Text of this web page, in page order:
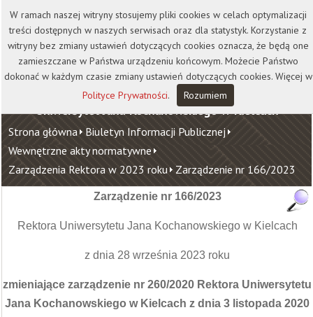
Kontakt Biblioteka
Wydawnictwo
Wirtualna Uczelnia
Uniwersytet Jana Kochanowskiego w Kielcach
Strona główna Biuletyn Informacji Publicznej
Wewnętrzne akty normatywne
Zarządzenia Rektora w 2023 roku Zarządzenie nr 166/2023
Zarządzenie nr 166/2023
Rektora Uniwersytetu Jana Kochanowskiego w Kielcach
z dnia 28 września 2023 roku
zmieniające zarządzenie nr 260/2020 Rektora Uniwersytetu
Jana Kochanowskiego w Kielcach z dnia 3 listopada 2020
W ramach naszej witryny stosujemy pliki cookies w celach optymalizacji
treści dostępnych w naszych serwisach oraz dla statystyk. Korzystanie z
witryny bez zmiany ustawień dotyczących cookies oznacza, że będą one
zamieszczane w Państwa urządzeniu końcowym. Możecie Państwo
dokonać w każdym czasie zmiany ustawień dotyczących cookies. Więcej w
Polityce Prywatności. Rozumiem